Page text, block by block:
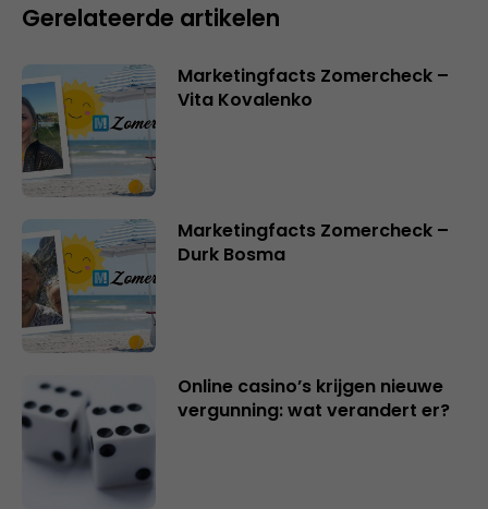
Gerelateerde artikelen
Marketingfacts Zomercheck –
Vita Kovalenko
Marketingfacts Zomercheck –
Durk Bosma
Online casino’s krijgen nieuwe
vergunning: wat verandert er?